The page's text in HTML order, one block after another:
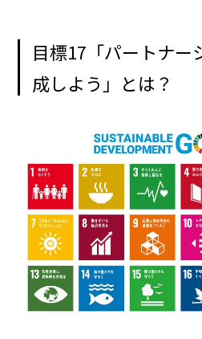
目標17「パートナー
成しよう」とは？